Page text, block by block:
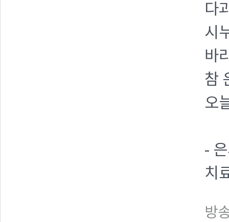
다
시
바
참
오
-
치
방